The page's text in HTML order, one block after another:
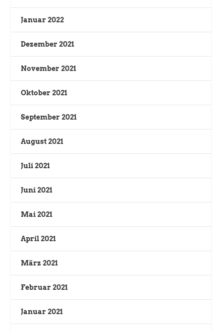
Januar 2022
Dezember 2021
November 2021
Oktober 2021
September 2021
August 2021
Juli 2021
Juni 2021
Mai 2021
April 2021
März 2021
Februar 2021
Januar 2021